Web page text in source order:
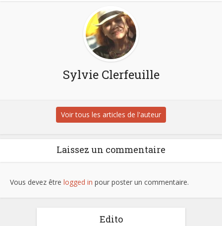
Sylvie Clerfeuille
Voir tous les articles de l'auteur
Laissez un commentaire
Vous devez être logged in pour poster un commentaire.
Edito